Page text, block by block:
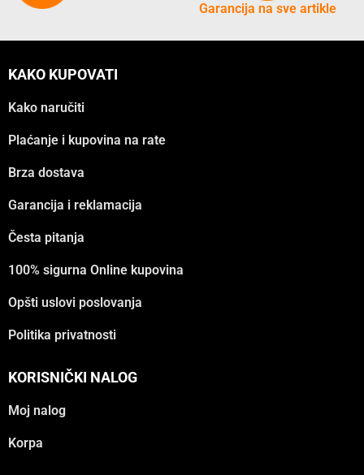
Garancija na sve artikle
KAKO KUPOVATI
Kako naručiti
Plaćanje i kupovina na rate
Brza dostava
Garancija i reklamacija
Česta pitanja
100% sigurna Online kupovina
Opšti uslovi poslovanja
Politika privatnosti
KORISNIČKI NALOG
Moj nalog
Korpa